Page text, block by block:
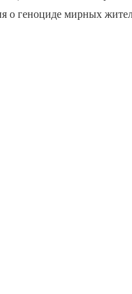
о геноциде мирных